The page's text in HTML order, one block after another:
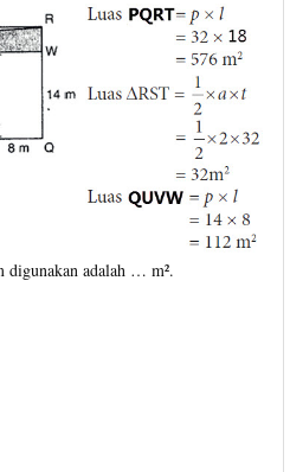
digunakan adalah … m².